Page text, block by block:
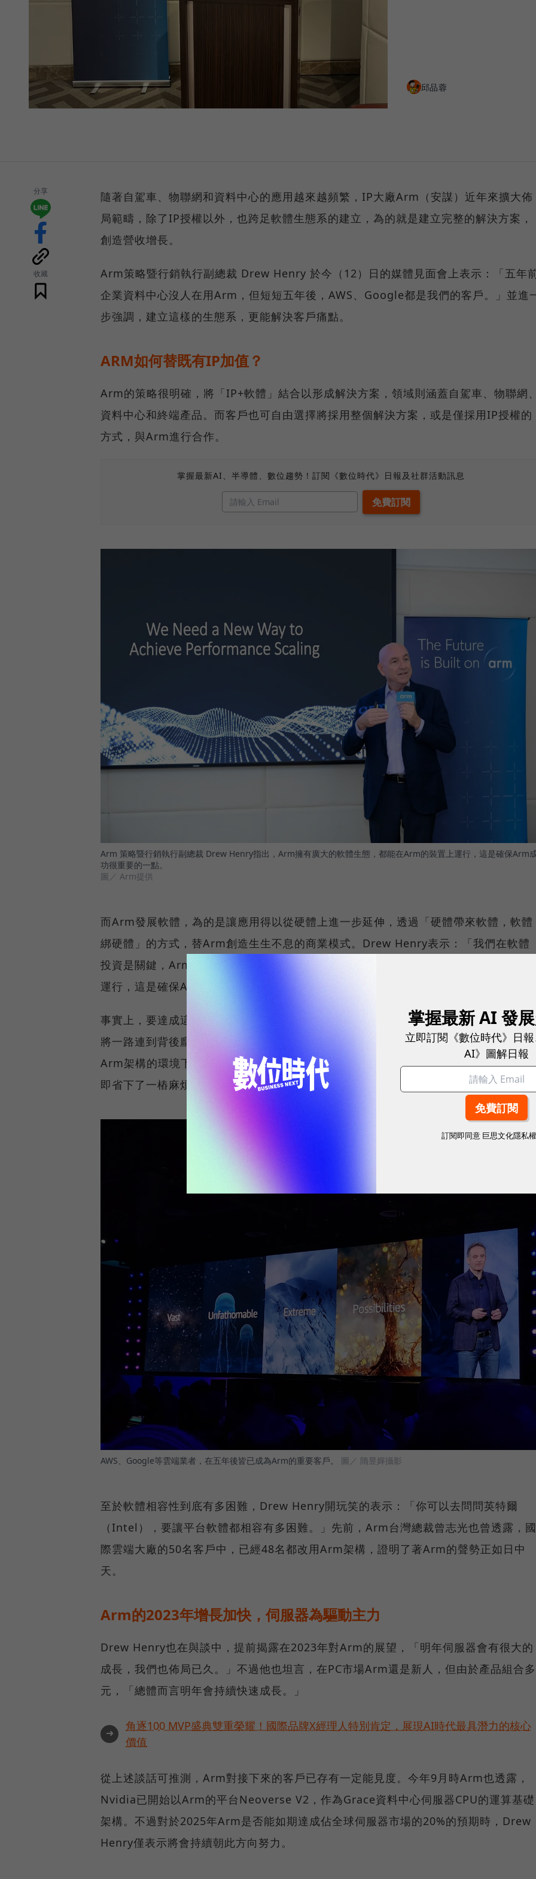
邱品蓉
分享
收藏
隨著自駕車、物聯網和資料中心的應用越來越頻繁，IP大廠Arm（安謀）近年來擴大佈
局範疇，除了IP授權以外，也跨足軟體生態系的建立，為的就是建立完整的解決方案，
創造營收增長。
Arm策略暨行銷執行副總裁 Drew Henry 於今（12）日的媒體見面會上表示：「五年
企業資料中心沒人在用Arm，但短短五年後，AWS、Google都是我們的客戶。」並進
步強調，建立這樣的生態系，更能解決客戶痛點。
ARM如何替既有IP加值？
Arm的策略很明確，將「IP+軟體」結合以形成解決方案，領域則涵蓋自駕車、物聯網
資料中心和終端產品。而客戶也可自由選擇將採用整個解決方案，或是僅採用IP授權的
方式，與Arm進行合作。
掌握最新AI、半導體、數位趨勢！訂閱《數位時代》日報及社群活動訊息
Arm 策略暨行銷執行副總裁 Drew Henry指出，Arm擁有廣大的軟體生態，都能在Arm的裝置上運行，這是確保Arm
功很重要的一點。
圖／ Arm提供
而Arm發展軟體，為的是讓應用得以從硬體上進一步延伸，透過「硬體帶來軟體，軟體
綁硬體」的方式，替Arm創造生生不息的商業模式。Drew Henry表示：「我們在軟體
投資是關鍵，Arm擁有廣大的軟體生態，這些夥伴開發出的軟體，都能在Arm的裝置上
運行，這是確保Arm成功很重要的一點。」
事實上，要達成這樣的狀態並非易事。由於當前運算為連續性的，從一顆小感測器開始
將一路連到背後龐大的資料中心，若Arm的軟體從感測器、資料中心到超級電腦都能在
Arm架構的環境下好好運行，對諸如AWS、Google和 Microsoft Azure等企業來說，
即省下了一樁麻煩。
AWS、Google等雲端業者，在五年後皆已成為Arm的重要客戶。 圖／ 隋昱嬋攝影
至於軟體相容性到底有多困難，Drew Henry開玩笑的表示：「你可以去問問英特爾
（Intel），要讓平台軟體都相容有多困難。」先前，Arm台灣總裁曾志光也曾透露，國
際雲端大廠的50名客戶中，已經48名都改用Arm架構，證明了著Arm的聲勢正如日中
天。
Arm的2023年增長加快，伺服器為驅動主力
Drew Henry也在與談中，提前揭露在2023年對Arm的展望，「明年伺服器會有很大的
成長，我們也佈局已久。」不過他也坦言，在PC市場Arm還是新人，但由於產品組合多
元，「總體而言明年會持續快速成長。」
➜
角逐100 MVP盛典雙重榮耀！國際品牌X經理人特別肯定，展現AI時代最具潛力的核心
價值
從上述談話可推測，Arm對接下來的客戶已存有一定能見度。今年9月時Arm也透露，
Nvidia已開始以Arm的平台Neoverse V2，作為Grace資料中心伺服器CPU的運算基礎
架構。不過對於2025年Arm是否能如期達成佔全球伺服器市場的20%的預期時，Drew
Henry僅表示將會持續朝此方向努力。
掌握最新 AI 發
立即訂閱《數位時代》日
AI》圖解日報
訂閱即同意 巨思文化隱私